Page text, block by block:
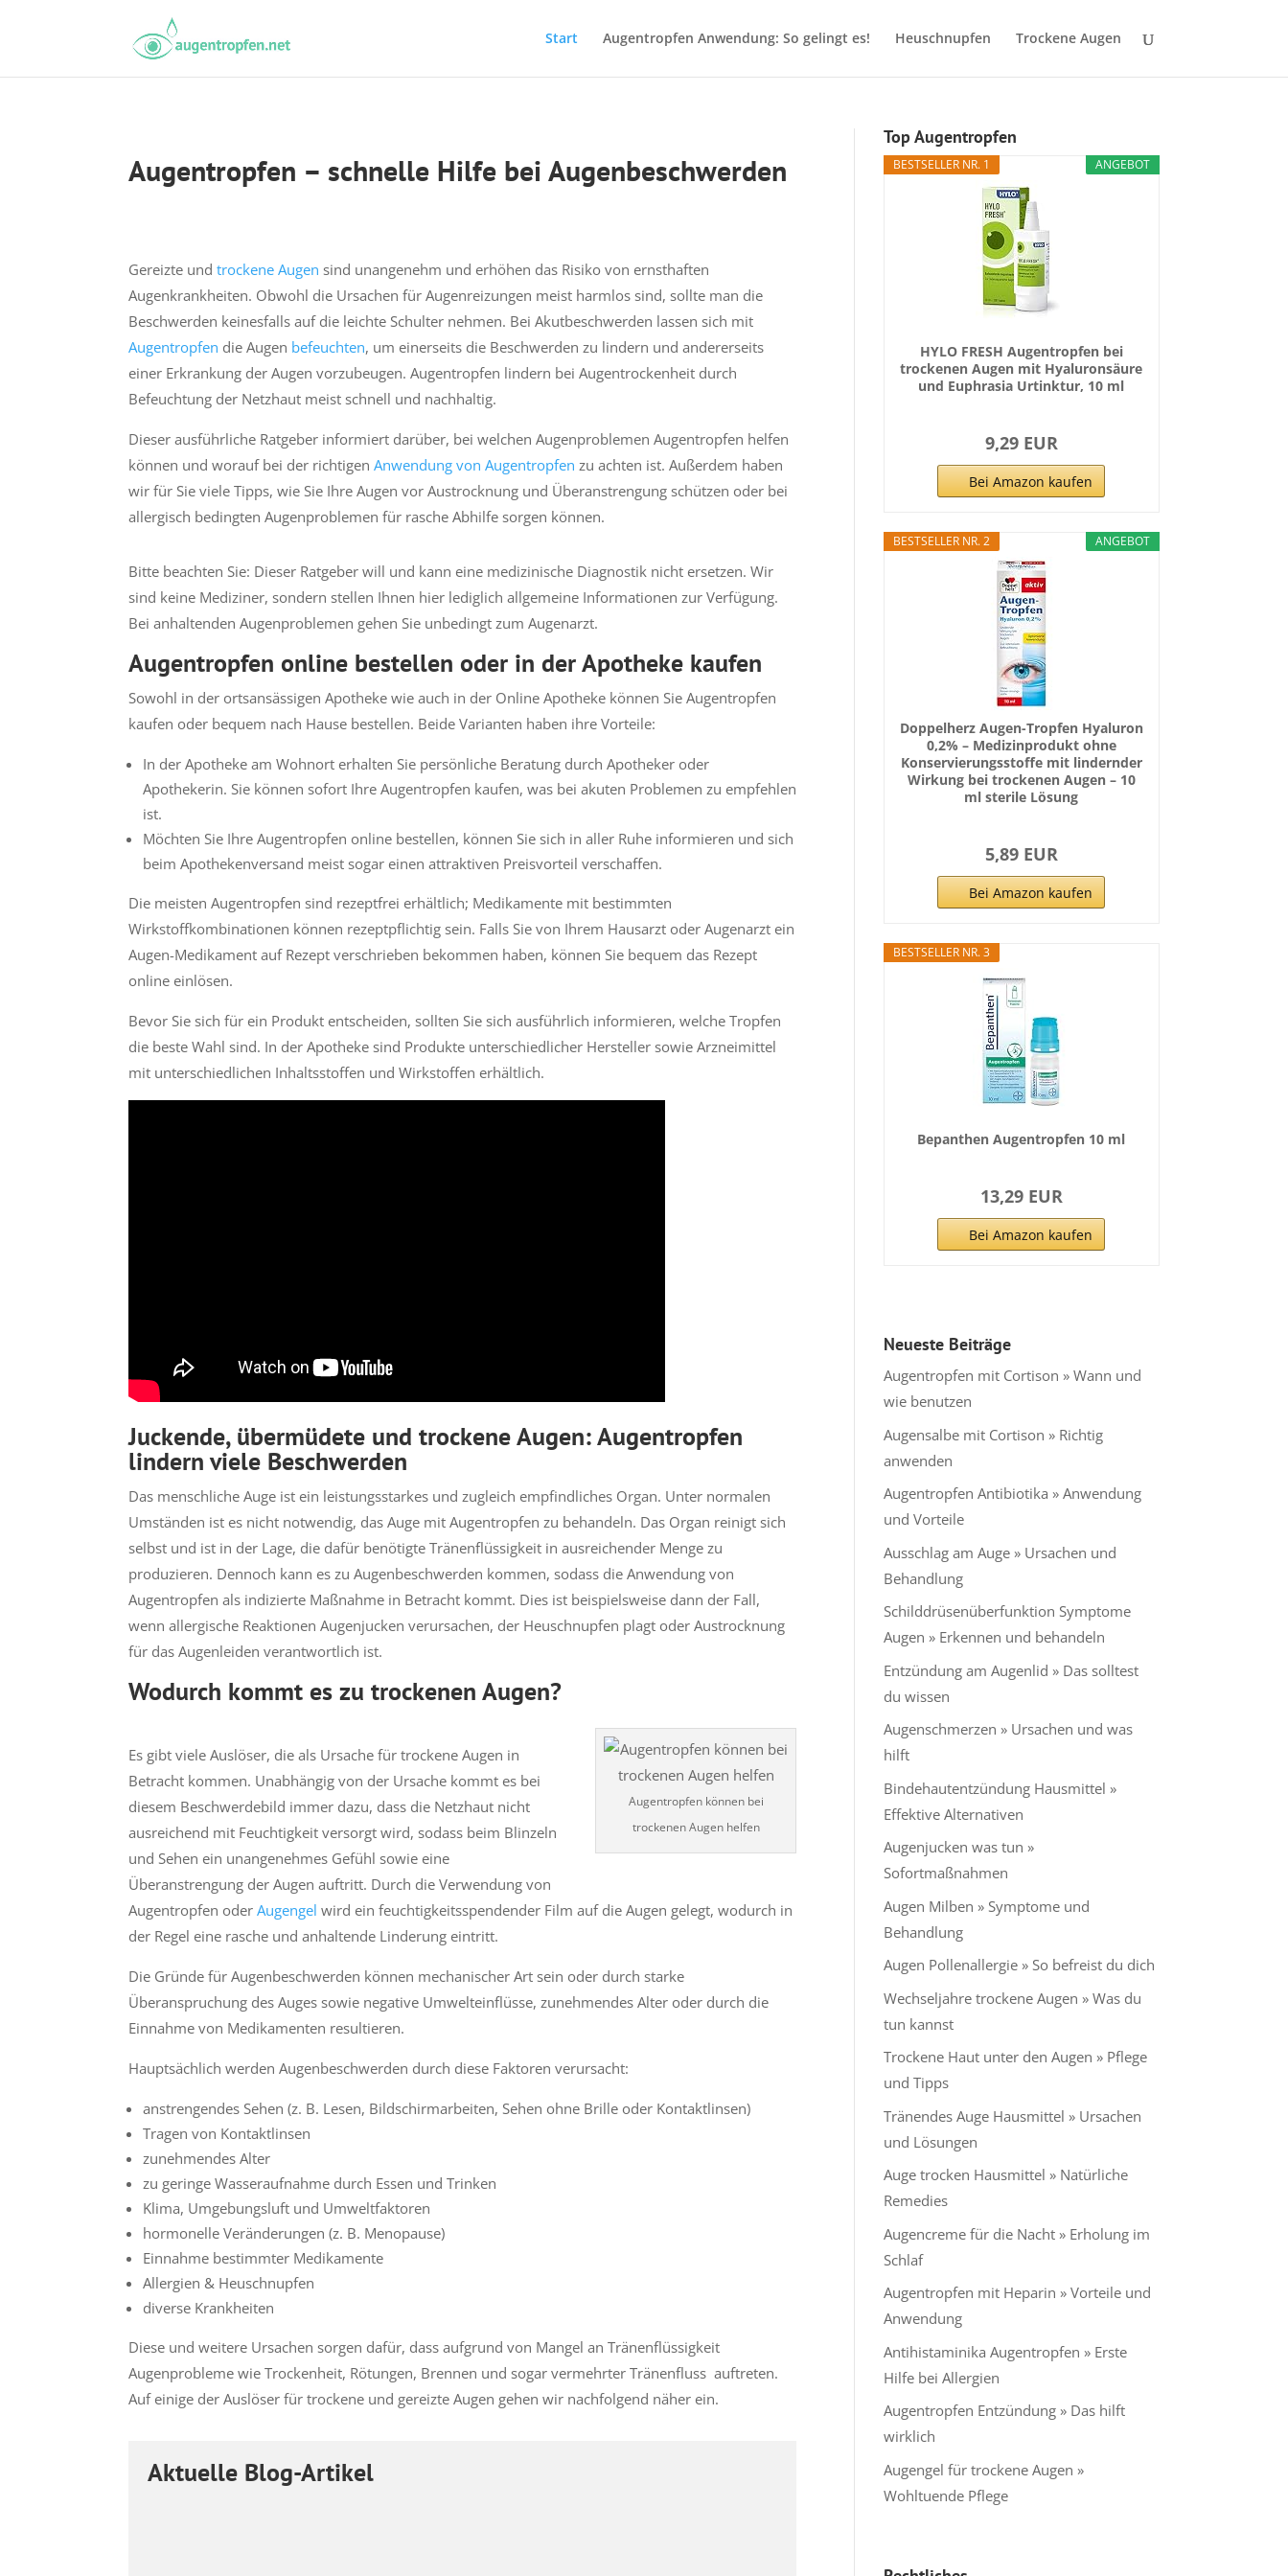
Start Augentropfen Anwendung: So gelingt es! Heuschnupfen Trockene Augen
Augentropfen – schnelle Hilfe bei Augenbeschwerden
Gereizte undtrockene Augen sind unangenehm und erhöhen das Risiko von ernsthaften
Augenkrankheiten. Obwohl die Ursachen für Augenreizungen meist harmlos sind, sollte man die
Beschwerden keinesfalls auf die leichte Schulter nehmen. Bei Akutbeschwerden lassen sich mit
Augentropfen die Augen befeuchten, um einerseits die Beschwerden zu lindern und andererseits
einer Erkrankung der Augen vorzubeugen. Augentropfen lindern bei Augentrockenheit durch
Befeuchtung der Netzhaut meist schnell und nachhaltig.
Dieser ausführliche Ratgeber informiert darüber, bei welchen Augenproblemen Augentropfen helfen
können und worauf bei der richtigenAnwendung von Augentropfen zu achten ist. Außerdem haben
wir für Sie viele Tipps, wie Sie Ihre Augen vor Austrocknung und Überanstrengung schützen oder bei
allergisch bedingten Augenproblemen für rasche Abhilfe sorgen können.
Bitte beachten Sie: Dieser Ratgeber will und kann eine medizinische Diagnostik nicht ersetzen. Wir
sind keine Mediziner, sondern stellen Ihnen hier lediglich allgemeine Informationen zur Verfügung.
Bei anhaltenden Augenproblemen gehen Sie unbedingt zum Augenarzt.
Augentropfen online bestellen oder in der Apotheke kaufen
Sowohl in der ortsansässigen Apotheke wie auch in der Online Apotheke können Sie Augentropfen
kaufen oder bequem nach Hause bestellen. Beide Varianten haben ihre Vorteile:
In der Apotheke am Wohnort erhalten Sie persönliche Beratung durch Apotheker oder
Apothekerin. Sie können sofort Ihre Augentropfen kaufen, was bei akuten Problemen zu empfehlen
ist.
Möchten Sie Ihre Augentropfen online bestellen, können Sie sich in aller Ruhe informieren und sich
beim Apothekenversand meist sogar einen attraktiven Preisvorteil verschaffen.
Die meisten Augentropfen sind rezeptfrei erhältlich; Medikamente mit bestimmten
Wirkstoffkombinationen können rezeptpflichtig sein. Falls Sie von Ihrem Hausarzt oder Augenarzt ein
Augen-Medikament auf Rezept verschrieben bekommen haben, können Sie bequem das Rezept
online einlösen.
Bevor Sie sich für ein Produkt entscheiden, sollten Sie sich ausführlich informieren, welche Tropfen
die beste Wahl sind. In der Apotheke sind Produkte unterschiedlicher Hersteller sowie Arzneimittel
mit unterschiedlichen Inhaltsstoffen und Wirkstoffen erhältlich.
Juckende, übermüdete und trockene Augen: Augentropfen
lindern viele Beschwerden
Das menschliche Auge ist ein leistungsstarkes und zugleich empfindliches Organ. Unter normalen
Umständen ist es nicht notwendig, das Auge mit Augentropfen zu behandeln. Das Organ reinigt sich
selbst und ist in der Lage, die dafür benötigte Tränenflüssigkeit in ausreichender Menge zu
produzieren. Dennoch kann es zu Augenbeschwerden kommen, sodass die Anwendung von
Augentropfen als indizierte Maßnahme in Betracht kommt. Dies ist beispielsweise dann der Fall,
wenn allergische Reaktionen Augenjucken verursachen, der Heuschnupfen plagt oder Austrocknung
für das Augenleiden verantwortlich ist.
Wodurch kommt es zu trockenen Augen?
Augentropfen können bei
trockenen Augen helfen
Es gibt viele Auslöser, die als Ursache für trockene Augen in
Betracht kommen. Unabhängig von der Ursache kommt es bei
diesem Beschwerdebild immer dazu, dass die Netzhaut nicht
ausreichend mit Feuchtigkeit versorgt wird, sodass beim Blinzeln
und Sehen ein unangenehmes Gefühl sowie eine
Überanstrengung der Augen auftritt. Durch die Verwendung von
Augentropfen oderAugengel wird ein feuchtigkeitsspendender Film auf die Augen gelegt, wodurch in
der Regel eine rasche und anhaltende Linderung eintritt.
Die Gründe für Augenbeschwerden können mechanischer Art sein oder durch starke
Überanspruchung des Auges sowie negative Umwelteinflüsse, zunehmendes Alter oder durch die
Einnahme von Medikamenten resultieren.
Hauptsächlich werden Augenbeschwerden durch diese Faktoren verursacht:
anstrengendes Sehen (z. B. Lesen, Bildschirmarbeiten, Sehen ohne Brille oder Kontaktlinsen)
Tragen von Kontaktlinsen
zunehmendes Alter
zu geringe Wasseraufnahme durch Essen und Trinken
Klima, Umgebungsluft und Umweltfaktoren
hormonelle Veränderungen (z. B. Menopause)
Einnahme bestimmter Medikamente
Allergien & Heuschnupfen
diverse Krankheiten
Diese und weitere Ursachen sorgen dafür, dass aufgrund von Mangel an Tränenflüssigkeit
Augenprobleme wie Trockenheit, Rötungen, Brennen und sogar vermehrter Tränenfluss auftreten.
Auf einige der Auslöser für trockene und gereizte Augen gehen wir nachfolgend näher ein.
Aktuelle Blog-Artikel
Top Augentropfen
ANGEBOT
BESTSELLER NR. 1
HYLO FRESH Augentropfen bei
trockenen Augen mit Hyaluronsäure
und Euphrasia Urtinktur, 10 ml
9,29 EUR
Bei Amazon kaufen
ANGEBOT
BESTSELLER NR. 2
Doppelherz Augen-Tropfen Hyaluron
0,2% – Medizinprodukt ohne
Konservierungsstoffe mit lindernder
Wirkung bei trockenen Augen – 10
ml sterile Lösung
5,89 EUR
Bei Amazon kaufen
BESTSELLER NR. 3
Bepanthen Augentropfen 10 ml
13,29 EUR
Bei Amazon kaufen
Neueste Beiträge
Augentropfen mit Cortison » Wann und
wie benutzen
Augensalbe mit Cortison » Richtig
anwenden
Augentropfen Antibiotika » Anwendung
und Vorteile
Ausschlag am Auge » Ursachen und
Behandlung
Schilddrüsenüberfunktion Symptome
Augen » Erkennen und behandeln
Entzündung am Augenlid » Das solltest
du wissen
Augenschmerzen » Ursachen und was
hilft
Bindehautentzündung Hausmittel »
Effektive Alternativen
Augenjucken was tun »
Sofortmaßnahmen
Augen Milben » Symptome und
Behandlung
Augen Pollenallergie » So befreist du dich
Wechseljahre trockene Augen » Was du
tun kannst
Trockene Haut unter den Augen » Pflege
und Tipps
Tränendes Auge Hausmittel » Ursachen
und Lösungen
Auge trocken Hausmittel » Natürliche
Remedies
Augencreme für die Nacht » Erholung im
Schlaf
Augentropfen mit Heparin » Vorteile und
Anwendung
Antihistaminika Augentropfen » Erste
Hilfe bei Allergien
Augentropfen Entzündung » Das hilft
wirklich
Augengel für trockene Augen »
Wohltuende Pflege